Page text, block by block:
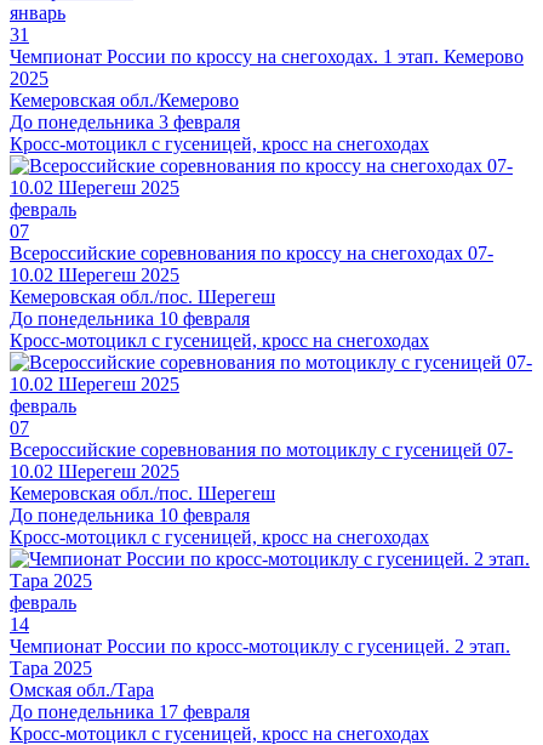
январь
31
Чемпионат России по кроссу на снегоходах. 1 этап. Кемерово
2025
Кемеровская обл./Кемерово
До понедельника 3 февраля
Кросс-мотоцикл с гусеницей, кросс на снегоходах
февраль
07
Всероссийские соревнования по кроссу на снегоходах 07-
10.02 Шерегеш 2025
Кемеровская обл./пос. Шерегеш
До понедельника 10 февраля
Кросс-мотоцикл с гусеницей, кросс на снегоходах
февраль
07
Всероссийские соревнования по мотоциклу с гусеницей 07-
10.02 Шерегеш 2025
Кемеровская обл./пос. Шерегеш
До понедельника 10 февраля
Кросс-мотоцикл с гусеницей, кросс на снегоходах
февраль
14
Чемпионат России по кросс-мотоциклу с гусеницей. 2 этап.
Тара 2025
Омская обл./Тара
До понедельника 17 февраля
Кросс-мотоцикл с гусеницей, кросс на снегоходах